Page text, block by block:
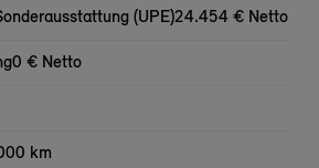
(UPE)24.454 € Netto
0 € Netto
km